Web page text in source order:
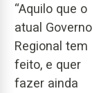
“Aquilo que o
atual Governo
Regional tem
feito, e quer
fazer ainda